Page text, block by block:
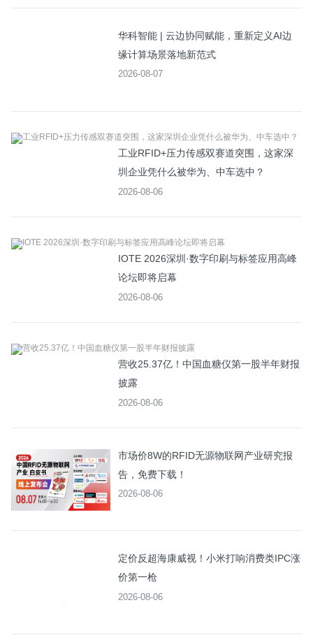
华科智能 | 云边协同赋能，重新定义AI边
缘计算场景落地新范式
2026-08-07
工业RFID+压力传感双赛道突围，这家深
圳企业凭什么被华为、中车选中？
2026-08-06
IOTE 2026深圳·数字印刷与标签应用高峰
论坛即将启幕
2026-08-06
营收25.37亿！中国血糖仪第一股半年财报
披露
2026-08-06
市场价8W的RFID无源物联网产业研究报
告，免费下载！
2026-08-06
定价反超海康威视！小米打响消费类IPC涨
价第一枪
2026-08-06